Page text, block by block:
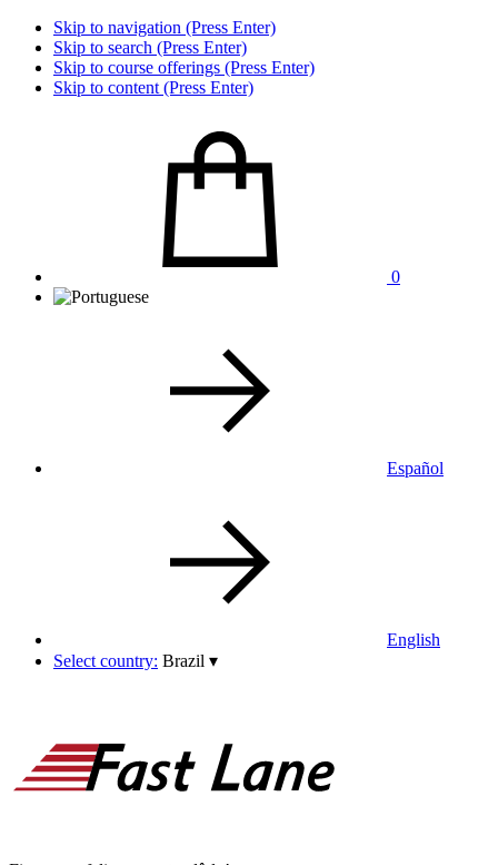
Skip to navigation (Press Enter)
Skip to search (Press Enter)
Skip to course offerings (Press Enter)
Skip to content (Press Enter)
0
Español
English
Select country: Brazil ▾